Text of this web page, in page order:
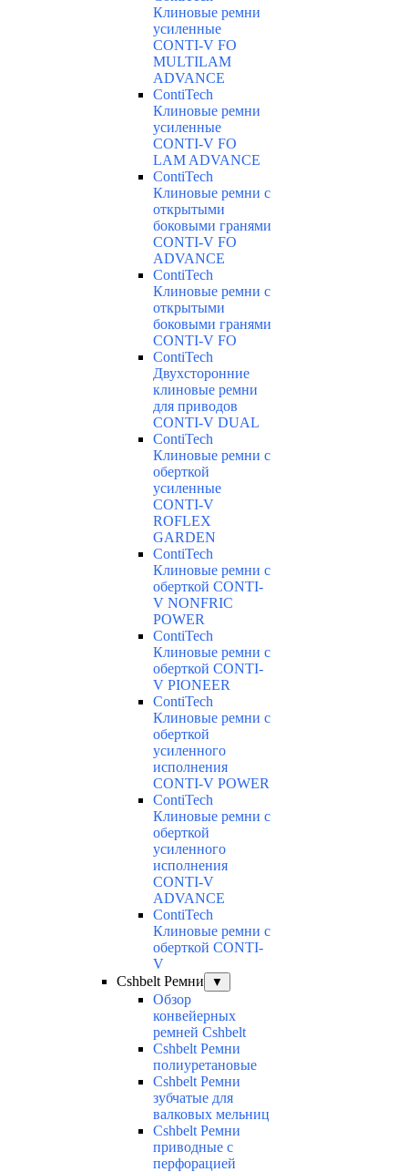
Клиновые ремни
усиленные
CONTI-V FO
MULTILAM
ADVANCE
ContiTech
Клиновые ремни
усиленные
CONTI-V FO
LAM ADVANCE
ContiTech
Клиновые ремни с
открытыми
боковыми гранями
CONTI-V FO
ADVANCE
ContiTech
Клиновые ремни с
открытыми
боковыми гранями
CONTI-V FO
ContiTech
Двухсторонние
клиновые ремни
для приводов
CONTI-V DUAL
ContiTech
Клиновые ремни с
оберткой
усиленные
CONTI-V
ROFLEX
GARDEN
ContiTech
Клиновые ремни с
оберткой CONTI-
V NONFRIC
POWER
ContiTech
Клиновые ремни с
оберткой CONTI-
V PIONEER
ContiTech
Клиновые ремни с
оберткой
усиленного
исполнения
CONTI-V POWER
ContiTech
Клиновые ремни с
оберткой
усиленного
исполнения
CONTI-V
ADVANCE
ContiTech
Клиновые ремни с
оберткой CONTI-
V
Cshbelt Ремни
▼
Обзор
конвейерных
ремней Cshbelt
Cshbelt Ремни
полиуретановые
Cshbelt Ремни
зубчатые для
валковых мельниц
Cshbelt Ремни
приводные с
перфорацией